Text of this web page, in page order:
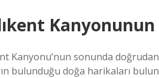
Kanyonu’nun sonunda
bulunduğu doğa harikaları